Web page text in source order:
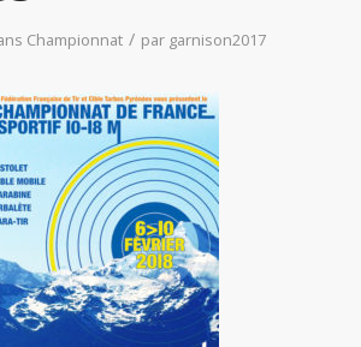
Championnat / par garnison2017